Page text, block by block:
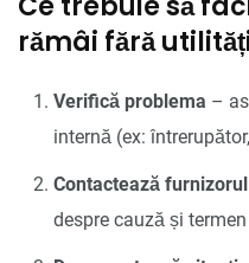
rămâi fără
Verifică problema –
internă (ex:
Contactează
despre cauză și